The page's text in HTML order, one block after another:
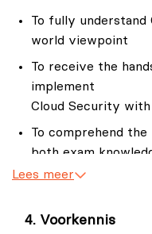
To fully
world viewpoint
To receive the
implement
Cloud Security
To comprehend
both exam
To have a general
To know hands-on
Lees meer
Voorkennis